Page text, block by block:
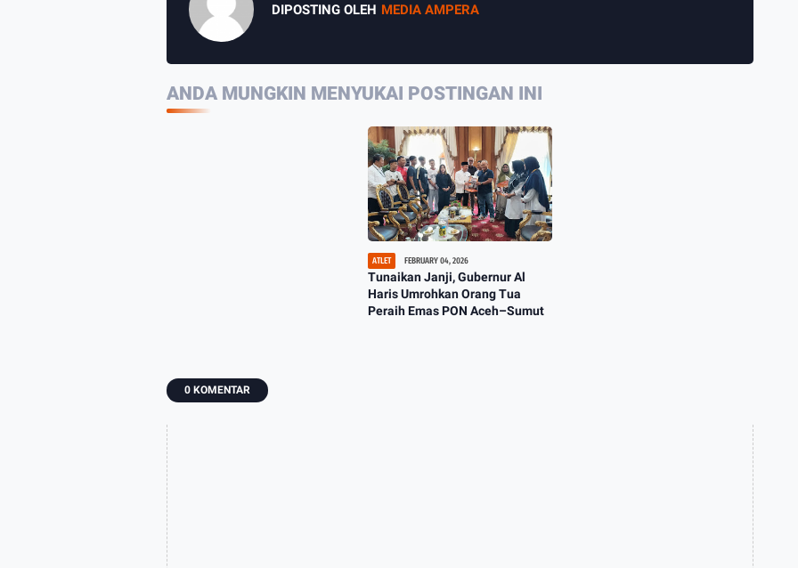
DIPOSTING OLEH MEDIA AMPERA
ANDA MUNGKIN MENYUKAI POSTINGAN INI
ATLET FEBRUARY 04, 2026
Tunaikan Janji, Gubernur Al
Haris Umrohkan Orang Tua
Peraih Emas PON Aceh–Sumut
0 KOMENTAR